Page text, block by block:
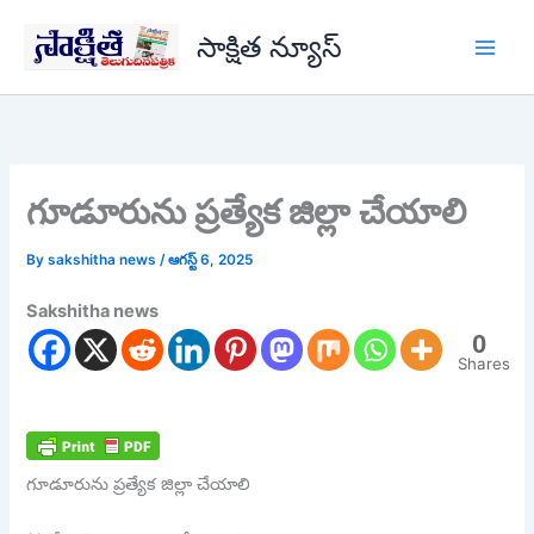
content
సాక్షిత న్యూస్
గూడూరును ప్రత్యేక జిల్లా చేయాలి
Bysakshitha news/ఆగస్ట్ 6, 2025
Sakshitha news
0
Shares
గూడూరును ప్రత్యేక జిల్లా చేయాలి